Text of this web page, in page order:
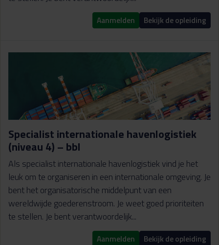
Aanmelden Bekijk de opleiding
Specialist internationale havenlogistiek
(niveau 4) – bbl
Als specialist internationale havenlogistiek vind je het
leuk om te organiseren in een internationale omgeving. Je
bent het organisatorische middelpunt van een
wereldwijde goederenstroom. Je weet goed prioriteiten
te stellen. Je bent verantwoordelijk...
Aanmelden Bekijk de opleiding